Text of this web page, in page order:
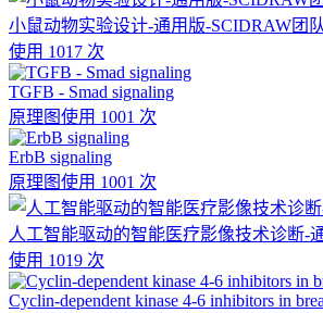
小鼠动物实验设计-通用版-SCIDRAW团队
使用 1017 次
TGFB - Smad signaling
原理图使用 1001 次
ErbB signaling
原理图使用 1001 次
人工智能驱动的智能医疗影像技术诊断-
使用 1019 次
Cyclin-dependent kinase 4-6 inhibitors in